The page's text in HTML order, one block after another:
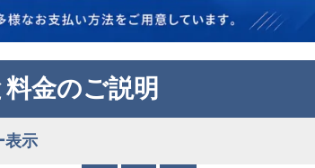
金のご説明
表示